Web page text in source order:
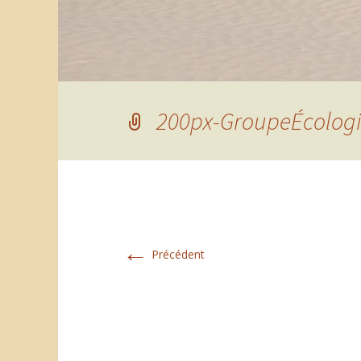
200px-
← Précédent